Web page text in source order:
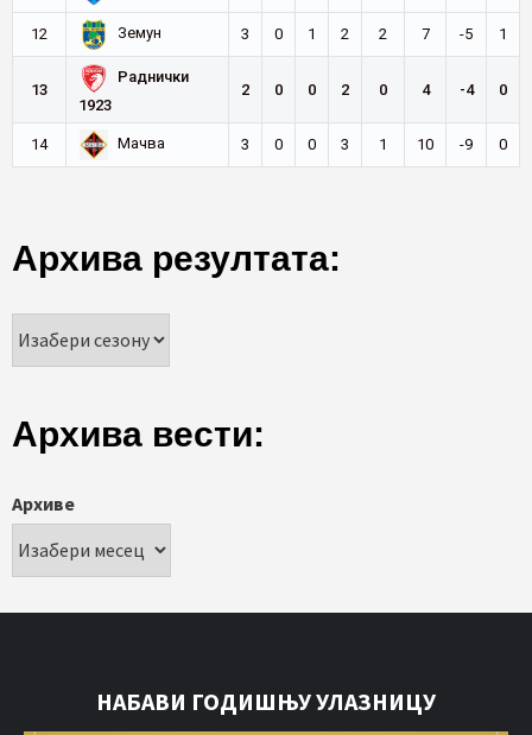
12 Земун 3 0 1 2 2 7 -5 1
13
Раднички
1923
2 0 0 2 0 4 -4 0
14 Мачва 3 0 0 3 1 10 -9 0
Архива резултата:
Архива вести:
Архиве
НАБАВИ ГОДИШЊУ УЛАЗНИЦУ